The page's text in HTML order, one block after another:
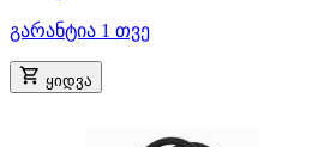
გარანტია 1 თვე
ყიდვა